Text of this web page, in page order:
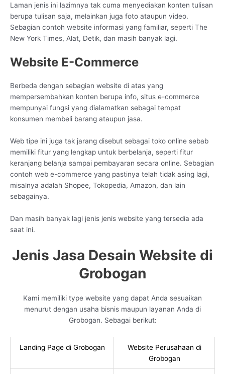
Laman jenis ini lazimnya tak cuma menyediakan konten tulisan
berupa tulisan saja, melainkan juga foto ataupun video.
Sebagian contoh website informasi yang familiar, seperti The
New York Times, Alat, Detik, dan masih banyak lagi.
Website E-Commerce
Berbeda dengan sebagian website di atas yang
mempersembahkan konten berupa info, situs e-commerce
mempunyai fungsi yang dialamatkan sebagai tempat
konsumen membeli barang ataupun jasa.
Web tipe ini juga tak jarang disebut sebagai toko online sebab
memiliki fitur yang lengkap untuk berbelanja, seperti fitur
keranjang belanja sampai pembayaran secara online. Sebagian
contoh web e-commerce yang pastinya telah tidak asing lagi,
misalnya adalah Shopee, Tokopedia, Amazon, dan lain
sebagainya.
Dan masih banyak lagi jenis jenis website yang tersedia ada
saat ini.
Jenis Jasa Desain Website di
Grobogan
Kami memiliki type website yang dapat Anda sesuaikan
menurut dengan usaha bisnis maupun layanan Anda di
Grobogan. Sebagai berikut:
Landing Page di Grobogan
Website Perusahaan di
Grobogan